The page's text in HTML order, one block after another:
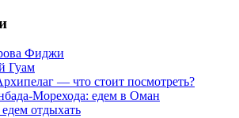
Фиджи
Гуам
— что стоит посмотреть?
Морехода: едем в Оман
отдыхать